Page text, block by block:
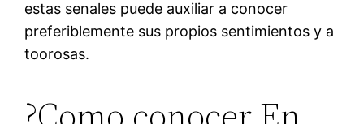
estas senales puede auxiliar a conocer
preferiblemente sus propios sentimientos y a
toorosas.